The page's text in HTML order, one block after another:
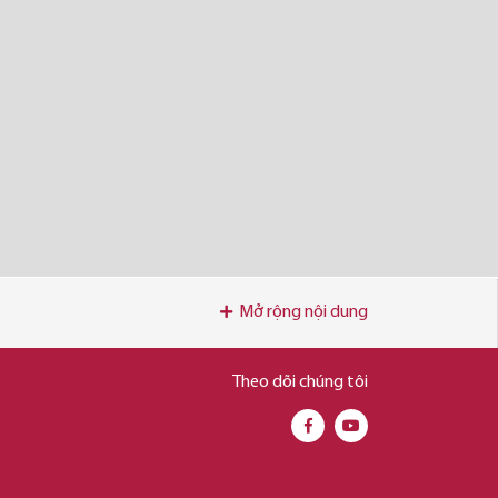
Mở rộng nội dung
Theo dõi chúng tôi